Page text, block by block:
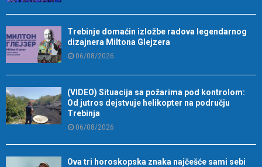
Trebinje domaćin izložbe radova legendarnog
dizajnera Miltona Glejzera
06/08/2026
(VIDEO) Situacija sa požarima pod kontrolom:
Od jutros dejstvuje helikopter na području
Trebinja
06/08/2026
Ova tri horoskopska znaka najčešće sami sebi